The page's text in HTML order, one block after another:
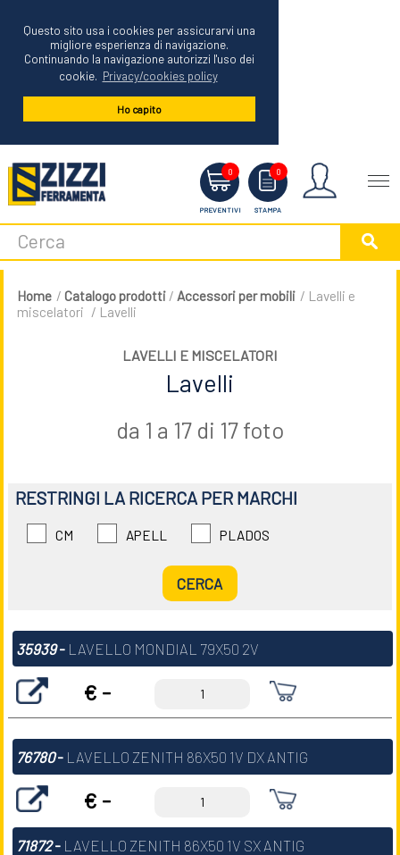
Questo sito usa i cookies per assicurarvi una
migliore esperienza di navigazione.
Continuando la navigazione autorizzi l'uso dei
cookie. Privacy/cookies policy
Ho capito
0
PREVENTIVI
0
STAMPA
Menu
Home / Catalogo prodotti/ Accessori per mobili / Lavelli e
miscelatori / Lavelli
LAVELLI E MISCELATORI
Lavelli
da 1 a 17 di 17 foto
RESTRINGI LA RICERCA PER MARCHI
CM APELL PLADOS
35939- LAVELLO MONDIAL 79X50 2V
€ -
76780- LAVELLO ZENITH 86X50 1V DX ANTIG
€ -
71872- LAVELLO ZENITH 86X50 1V SX ANTIG